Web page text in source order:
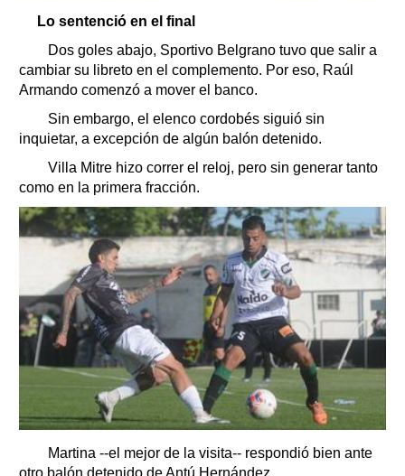
Lo sentenció en el final
Dos goles abajo, Sportivo Belgrano tuvo que salir a
cambiar su libreto en el complemento. Por eso, Raúl
Armando comenzó a mover el banco.
Sin embargo, el elenco cordobés siguió sin
inquietar, a excepción de algún balón detenido.
Villa Mitre hizo correr el reloj, pero sin generar tanto
como en la primera fracción.
Martina --el mejor de la visita-- respondió bien ante